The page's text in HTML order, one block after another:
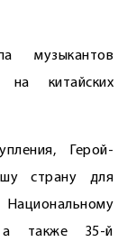
музыкантов
на китайских
Герой-
страну для
а также 35-й